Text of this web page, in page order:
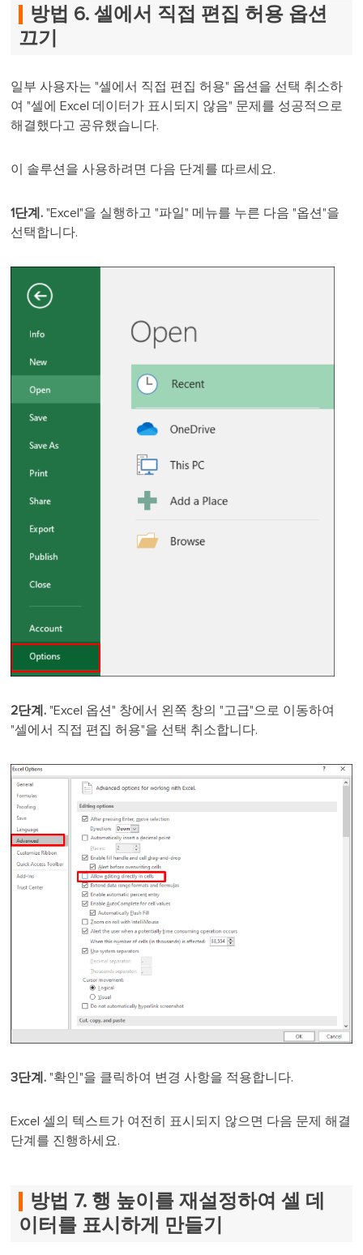
방법 6. 셀에서 직접 편집 허용 옵션
끄기
일부 사용자는 "셀에서 직접 편집 허용" 옵션을 선택 취소하
여 "셀에 Excel 데이터가 표시되지 않음" 문제를 성공적으로
해결했다고 공유했습니다.
이 솔루션을 사용하려면 다음 단계를 따르세요.
1단계. "Excel"을 실행하고 "파일" 메뉴를 누른 다음 "옵션"을
선택합니다.
2단계. "Excel 옵션" 창에서 왼쪽 창의 "고급"으로 이동하여
"셀에서 직접 편집 허용"을 선택 취소합니다.
3단계. "확인"을 클릭하여 변경 사항을 적용합니다.
Excel 셀의 텍스트가 여전히 표시되지 않으면 다음 문제 해결
단계를 진행하세요.
방법 7. 행 높이를 재설정하여 셀 데
이터를 표시하게 만들기